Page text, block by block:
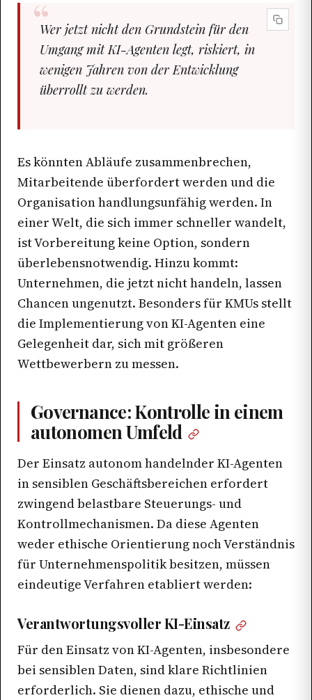
Wer jetzt nicht den Grundstein für den
Umgang mit KI-Agenten legt, riskiert, in
wenigen Jahren von der Entwicklung
überrollt zu werden.
Es könnten Abläufe zusammenbrechen,
Mitarbeitende überfordert werden und die
Organisation handlungsunfähig werden. In
einer Welt, die sich immer schneller wandelt,
ist Vorbereitung keine Option, sondern
überlebensnotwendig. Hinzu kommt:
Unternehmen, die jetzt nicht handeln, lassen
Chancen ungenutzt. Besonders für KMUs stellt
die Implementierung von KI-Agenten eine
Gelegenheit dar, sich mit größeren
Wettbewerbern zu messen.
Governance: Kontrolle in einem
autonomen Umfeld
Der Einsatz autonom handelnder KI-Agenten
in sensiblen Geschäftsbereichen erfordert
zwingend belastbare Steuerungs- und
Kontrollmechanismen. Da diese Agenten
weder ethische Orientierung noch Verständnis
für Unternehmenspolitik besitzen, müssen
eindeutige Verfahren etabliert werden:
Verantwortungsvoller KI-Einsatz
Für den Einsatz von KI-Agenten, insbesondere
bei sensiblen Daten, sind klare Richtlinien
erforderlich. Sie dienen dazu, ethische und